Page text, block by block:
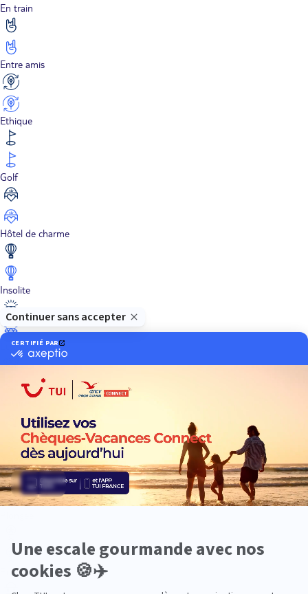
En train
Entre amis
Ethique
Golf
Hôtel de charme
Insolite
Luxe
Neige
Premium